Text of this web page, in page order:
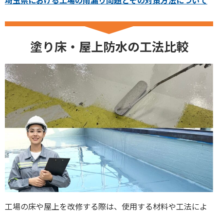
塗り床・屋上防水の工法比較
工場の床や屋上を改修する際は、使用する材料や工法によ